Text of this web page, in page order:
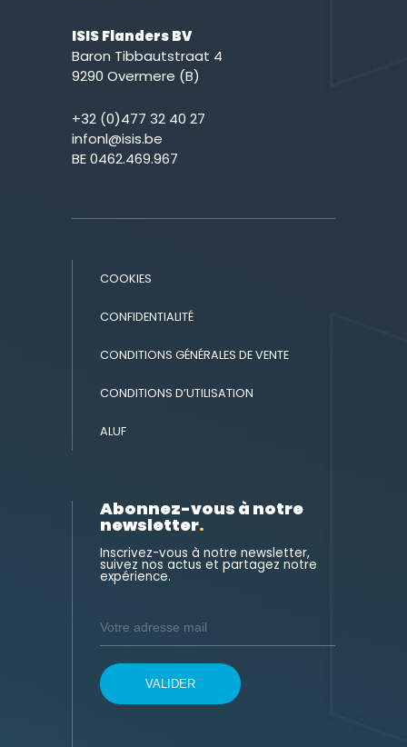
ISIS Flanders BV
Baron Tibbautstraat 4
9290 Overmere (B)
+32 (0)477 32 40 27
infonl@isis.be
BE 0462.469.967
COOKIES
CONFIDENTIALITÉ
CONDITIONS GÉNÉRALES DE VENTE
CONDITIONS D’UTILISATION
ALUF
Abonnez-vous à notre
newsletter.
Inscrivez-vous à notre newsletter,
suivez nos actus et partagez notre
expérience.